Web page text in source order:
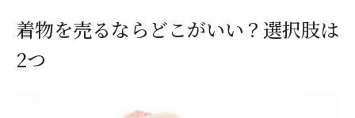
着物を売るならどこがいい？選択肢は
2つ